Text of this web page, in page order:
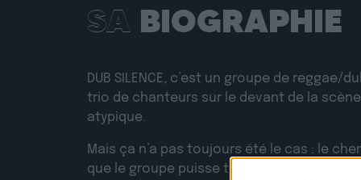
SA BIOGRAPHIE
DUB SILENCE, c’est un groupe de reggae/
trio de chanteurs sur le devant de la
atypique.
Mais ça n’a pas toujours été le cas : le
que le groupe puisse trouver son style et